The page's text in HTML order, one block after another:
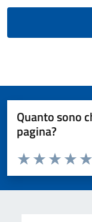
Quanto sono
pagina?
Valuta da 1 a 5 stelle
Valuta
Valuta 3
Valuta 2 stelle
Valuta 1 stelle su